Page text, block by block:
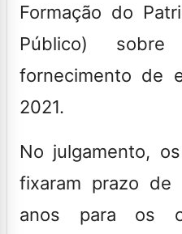
Formação do
Público)
fornecimento de
2021.
No julgamento,
fixaram prazo de
anos para os